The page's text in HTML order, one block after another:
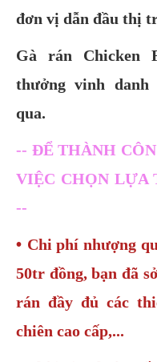
đơn vị dẫn đầu thị
Gà rán Chicken
thưởng vinh danh
qua.
-- ĐỂ THÀNH
VIỆC CHỌN LỰA
--
• Chi phí nhượng
50tr đồng, bạn đã
rán đầy đủ các
chiên cao cấp,...